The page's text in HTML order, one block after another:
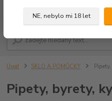
NE, nebylo mi 18 let
Úvod SKLO A POMŮCKY
Pipety, byrety,